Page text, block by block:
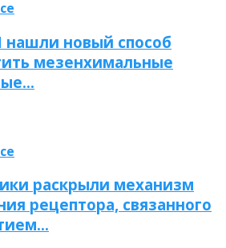
новый способ
мезенхимальные
раскрыли механизм
рецептора, связанного